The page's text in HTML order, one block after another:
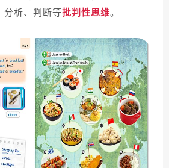
分析、判断等批判性思维。